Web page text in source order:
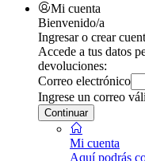
Mi cuenta
Bienvenido/a
Ingresar o crear
Accede a tus datos
devoluciones:
Correo electrónico
Ingrese un correo
Continuar
Mi cuenta
Aquí podrás